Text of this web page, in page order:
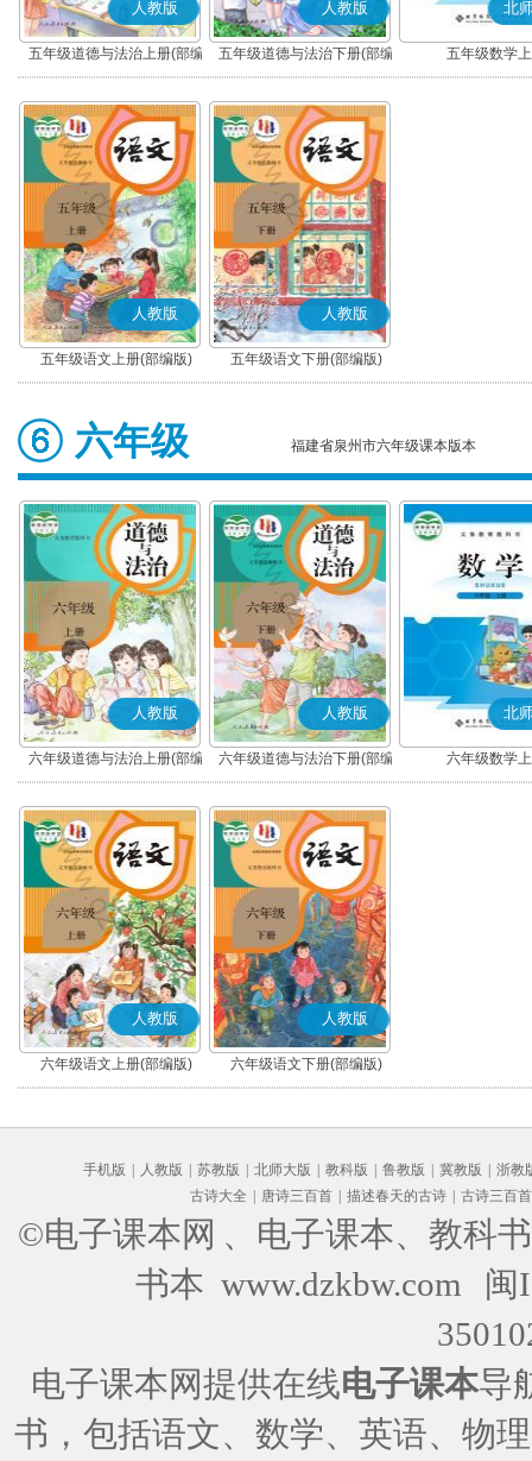
人教版
五年级道德与法治上册(部编
版)
人教版
五年级道德与法治下册(部编
版)
北
五年级数学
人教版
五年级语文上册(部编版)
人教版
五年级语文下册(部编版)
六年级 福建省泉州市六年级课本版本
人教版
六年级道德与法治上册(部编
版)
人教版
六年级道德与法治下册(部编
版)
北
六年级数学
人教版
六年级语文上册(部编版)
人教版
六年级语文下册(部编版)
手机版 人教版 苏教版 北师大版 教科版 鲁教版 冀教版
浙教
古诗大全
唐诗三百首 描述春天的古诗 古诗三百首
©电子课本网 、电子课本、教科
书本 www.dzkbw.com
闽
电子课本网提供在线电子课本导
书，包括语文、数学、英语、物